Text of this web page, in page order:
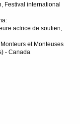
Festival international
actrice de soutien,
et Monteuses
- Canada